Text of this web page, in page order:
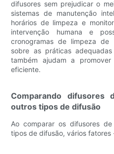
difusores sem prejudicar o
sistemas de manutenção
horários de limpeza e
intervenção humana e
cronogramas de limpeza
sobre as práticas
também ajudam a
eficiente.
Comparando difusores
outros tipos de difusão
Ao comparar os difusores
tipos de difusão, vários fatores